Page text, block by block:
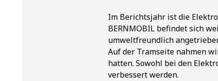
Im Berichtsjahr ist die
BERNMOBIL befindet sich
umweltfreundlich
Auf der Tramseite nahmen
hatten. Sowohl bei den
verbessert werden.